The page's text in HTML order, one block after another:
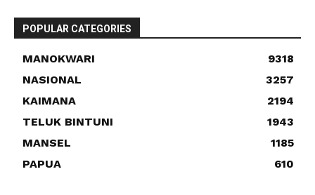
POPULAR CATEGORIES
MANOKWARI
9318
NASIONAL
3257
KAIMANA
2194
TELUK BINTUNI
1943
MANSEL
1185
PAPUA
610